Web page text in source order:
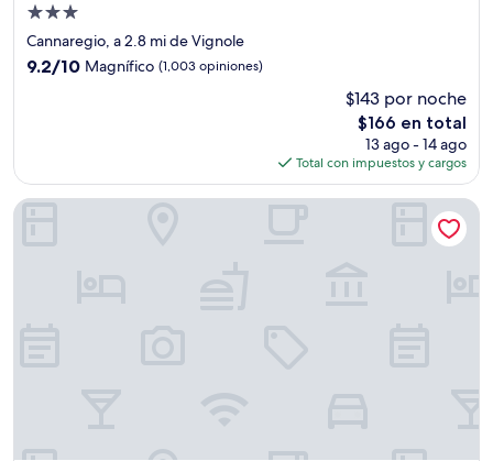
Propiedad
de
3.0
estrellas
Cannaregio, a 2.8 mi de Vignole
9.2
9.2/10 Magnífico (1,003 opiniones)
$143 por noche
El
precio
actual
es
de
$166 en total
13 ago - 14 ago
Total con impuestos y cargos
Hotel Ai Cavalieri di Venezia